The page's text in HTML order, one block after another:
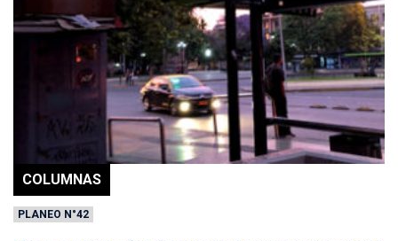
COLUMNAS
PLANEO N°42